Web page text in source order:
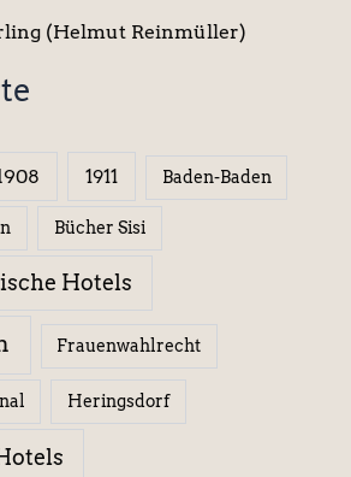
(Helmut Reinmüller)
1911 Baden-Baden
Bücher Sisi
Hotels
Frauenwahlrecht
Heringsdorf